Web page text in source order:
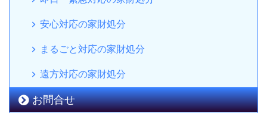
安心対応の家財処分
まるごと対応の家財処分
遠方対応の家財処分
お問合せ